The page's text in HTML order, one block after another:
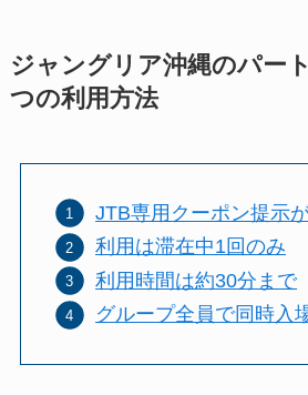
ジャングリア沖縄のパー
つの利用方法
JTB専用クーポン提示
利用は滞在中1回のみ
利用時間は約30分まで
グループ全員で同時入